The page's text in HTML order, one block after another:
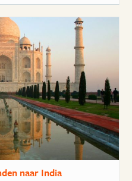
naar India